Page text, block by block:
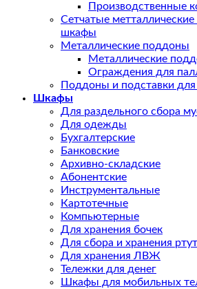
Производственные
Сетчатые
шкафы
Металлические поддоны
Металлические
Ограждения для
Поддоны и подставки для
Шкафы
Для раздельного сбора
Для одежды
Бухгалтерские
Банковские
Архивно-складские
Абонентские
Инструментальные
Картотечные
Компьютерные
Для хранения бочек
Для сбора и хранения
Для хранения ЛВЖ
Тележки для денег
Шкафы для мобильных